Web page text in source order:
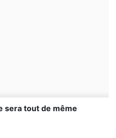
sera tout de même